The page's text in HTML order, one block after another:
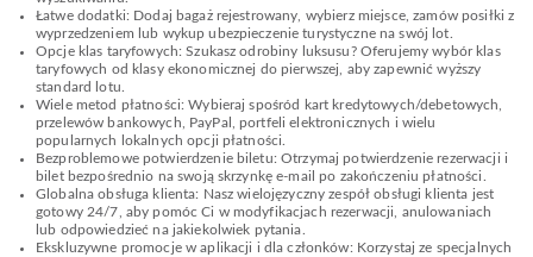
Łatwe dodatki: Dodaj bagaż rejestrowany, wybierz miejsce, zamów posiłki z
wyprzedzeniem lub wykup ubezpieczenie turystyczne na swój lot.
Opcje klas taryfowych: Szukasz odrobiny luksusu? Oferujemy wybór klas
taryfowych od klasy ekonomicznej do pierwszej, aby zapewnić wyższy
standard lotu.
Wiele metod płatności: Wybieraj spośród kart kredytowych/debetowych,
przelewów bankowych, PayPal, portfeli elektronicznych i wielu
popularnych lokalnych opcji płatności.
Bezproblemowe potwierdzenie biletu: Otrzymaj potwierdzenie rezerwacji i
bilet bezpośrednio na swoją skrzynkę e-mail po zakończeniu płatności.
Globalna obsługa klienta: Nasz wielojęzyczny zespół obsługi klienta jest
gotowy 24/7, aby pomóc Ci w modyfikacjach rezerwacji, anulowaniach
lub odpowiedzieć na jakiekolwiek pytania.
Ekskluzywne promocje w aplikacji i dla członków: Korzystaj ze specjalnych